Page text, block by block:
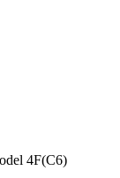
4F(C6)